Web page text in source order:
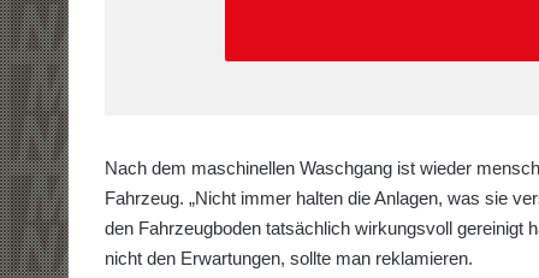
Nach dem maschinellen Waschgang ist wieder
Fahrzeug. „Nicht immer halten die Anlagen, was sie
den Fahrzeugboden tatsächlich wirkungsvoll gereinigt
nicht den Erwartungen, sollte man reklamieren.